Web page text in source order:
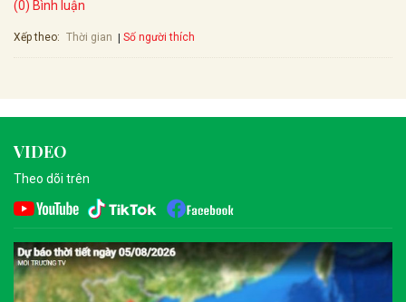
(0) Bình luận
Xếp theo: Thời gian Số người thích
VIDEO
Theo dõi trên